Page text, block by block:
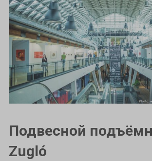
Подвесной
Zugló